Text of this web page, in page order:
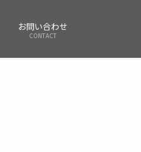
お問い合わせ
CONTACT